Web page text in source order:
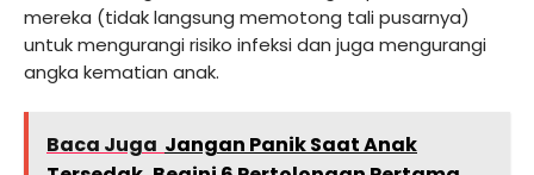
mereka (tidak langsung memotong tali pusarnya)
untuk mengurangi risiko infeksi dan juga mengurangi
angka kematian anak.
Baca Juga Jangan Panik Saat Anak